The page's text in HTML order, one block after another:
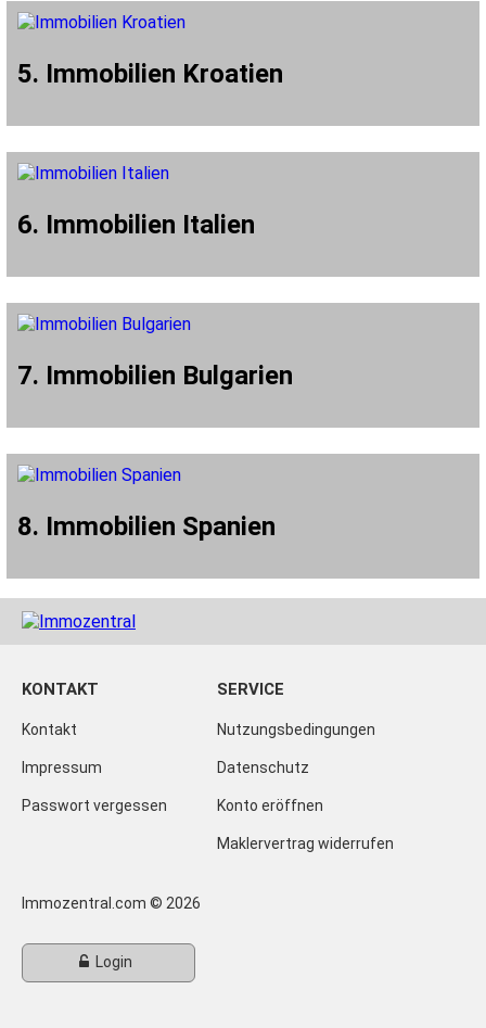
5. Immobilien Kroatien
6. Immobilien Italien
7. Immobilien Bulgarien
8. Immobilien Spanien
KONTAKT
Kontakt
Impressum
Passwort vergessen
SERVICE
Nutzungsbedingungen
Datenschutz
Konto eröffnen
Maklervertrag widerrufen
Immozentral.com © 2026
Login